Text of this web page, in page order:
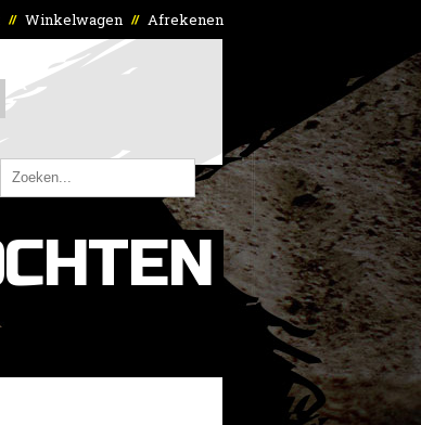
// Winkelwagen // Afrekenen